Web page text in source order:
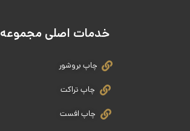
خدمات اصلی مجموعه
چاپ بروشور
چاپ تراکت
چاپ افست